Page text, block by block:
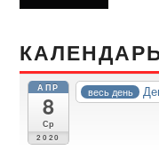
АПР
8
Ср
2020
весь день